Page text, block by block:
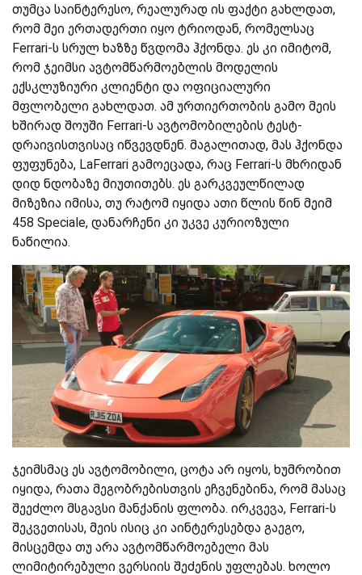
თუმცა საინტერესო, რეალურად ის ფაქტი გახლდათ,
რომ მეი ერთადერთი იყო ტრიოდან, რომელსაც
Ferrari-ს სრულ ხაზზე წვდომა ჰქონდა. ეს კი იმიტომ,
რომ ჯეიმსი ავტომწარმოებლის მოდელის
ექსკლუზიური კლიენტი და ოფიციალური
მფლობელი გახლდათ. ამ ურთიერთობის გამო მეის
ხშირად შოუში Ferrari-ს ავტომობილების ტესტ-
დრაივისთვისაც იწვევდნენ. მაგალითად, მას ჰქონდა
ფუფუნება, LaFerrari გამოეცადა, რაც Ferrari-ს მხრიდან
დიდ ნდობაზე მიუთითებს. ეს გარკვეულწილად
მიზეზია იმისა, თუ რატომ იყიდა ათი წლის წინ მეიმ
458 Speciale, დანარჩენი კი უკვე კურიოზული
ნაწილია.
ჯეიმსმაც ეს ავტომობილი, ცოტა არ იყოს, ხუმრობით
იყიდა, რათა მეგობრებისთვის ეჩვენებინა, რომ მასაც
შეეძლო მსგავსი მანქანის ფლობა. ირკვევა, Ferrari-ს
შეკვეთისას, მეის ისიც კი აინტერესებდა გაეგო,
მისცემდა თუ არა ავტომწარმოებელი მას
ლიმიტირებული ვერსიის შეძენის უფლებას. ხოლო